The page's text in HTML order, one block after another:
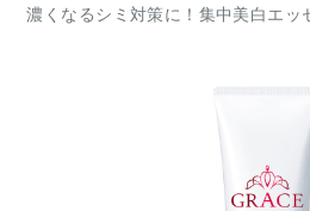
濃くなるシミ対策に！集中美白エッ